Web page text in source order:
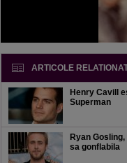
ARTICOLE
Henry Cavill
Superman
Ryan
sa gonflabila